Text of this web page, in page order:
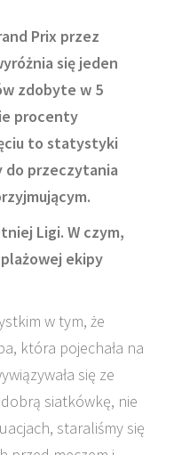
Prix przez
się jeden
zdobyte w 5
procenty
to statystyki
do przeczytania
Ligi. W czym,
ekipy
w tym, że
która pojechała na
się ze
siatkówkę, nie
staraliśmy się